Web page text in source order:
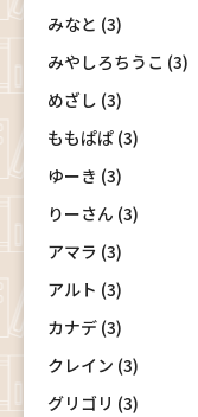
みなと (3)
みやしろちうこ (3)
めざし (3)
ももぱぱ (3)
ゆーき (3)
りーさん (3)
アマラ (3)
アルト (3)
カナデ (3)
クレイン (3)
グリゴリ (3)